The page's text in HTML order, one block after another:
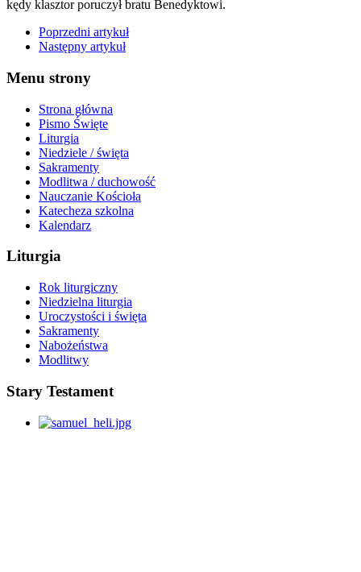
kędy klasztor poruczył bratu Benedyktowi.
Poprzedni artykuł
Następny artykuł
Menu strony
Strona główna
Pismo Święte
Liturgia
Niedziele / święta
Sakramenty
Modlitwa / duchowość
Nauczanie Kościoła
Katecheza szkolna
Kalendarz
Liturgia
Rok liturgiczny
Niedzielna liturgia
Uroczystości i święta
Sakramenty
Nabożeństwa
Modlitwy
Stary Testament